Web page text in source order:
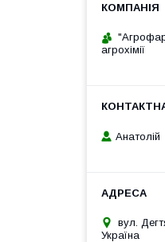
агрохімії
Анатолій
вул.
Україна